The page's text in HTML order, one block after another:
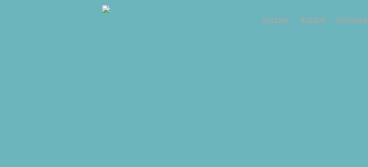
ACCUEIL ÉQUIPE VOYAGES